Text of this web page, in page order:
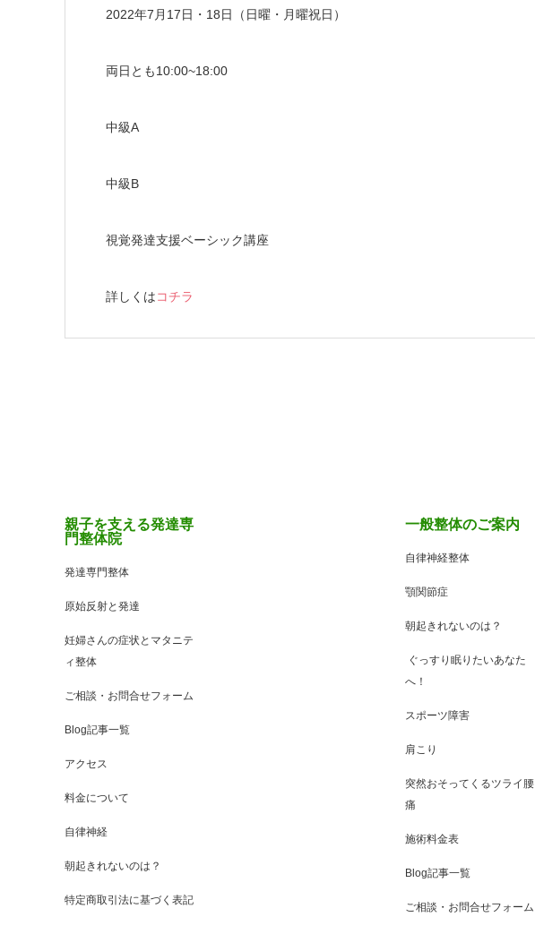
2022年7月17日・18日（日曜・月曜祝日）
両日とも10:00~18:00
中級A
中級B
視覚発達支援ベーシック講座
詳しくはコチラ
親子を支える発達専
門整体院
発達専門整体
原始反射と発達
妊婦さんの症状とマタニテ
ィ整体
ご相談・お問合せフォーム
Blog記事一覧
アクセス
料金について
自律神経
朝起きれないのは？
特定商取引法に基づく表記
一般整体のご案内
自律神経整体
顎関節症
朝起きれないのは？
ぐっすり眠りたいあなた
へ！
スポーツ障害
肩こり
突然おそってくるツライ腰
痛
施術料金表
Blog記事一覧
ご相談・お問合せフォーム